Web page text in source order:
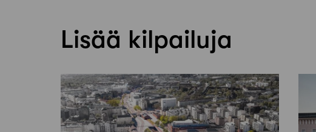
Lisää kilpailuja